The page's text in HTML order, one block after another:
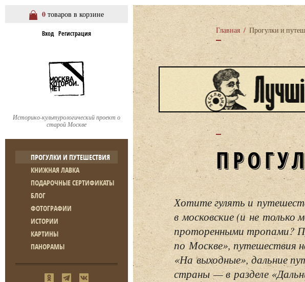
0 товаров в корзине
Вход Регистрация
Историко-культурологический проект о
старой Москве
ПРОГУЛКИ И ПУТЕШЕСТВИЯ
КНИЖНАЯ ЛАВКА
ПОДАРОЧНЫЕ СЕРТИФИКАТЫ
БЛОГ
ФОТОГРАФИИ
ИСТОРИИ
КАРТИНЫ
ПАНОРАМЫ
Главная / Прогулки и
Хотите гулять и
в московские (и не только
проторенными тропами?
по Москве», путешествия
«На выходные», дальние
страны — в разделе